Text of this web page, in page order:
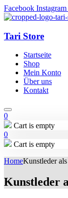
Facebook Instagram
Tari Store
Startseite
Shop
Mein Konto
Über uns
Kontakt
0
Cart is empty
0
Cart is empty
HomeKunstleder
Kunstleder